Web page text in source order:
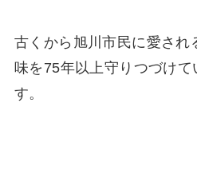
古くから旭川市民に愛され
味を75年以上守りつづけ
す。